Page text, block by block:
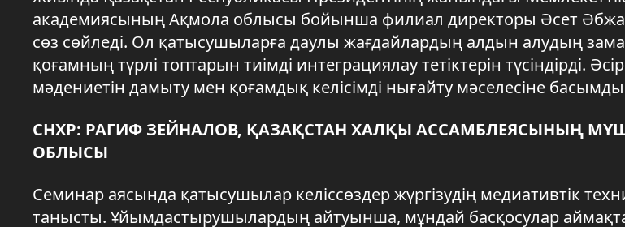
академиясының Ақмола облысы бойынша филиал директоры Әсет
сөз сөйледі. Ол қатысушыларға даулы жағдайлардың алдын алудың
қоғамның түрлі топтарын тиімді интеграциялау тетіктерін түсіндірді.
мәдениетін дамыту мен қоғамдық келісімді нығайту мәселесіне
СНХР: РАГИФ ЗЕЙНАЛОВ, ҚАЗАҚСТАН ХАЛҚЫ АССАМБЛЕЯСЫНЫҢ
ОБЛЫСЫ
Семинар аясында қатысушылар келіссөздер жүргізудің медиативтік
танысты. Ұйымдастырушылардың айтуынша, мұндай басқосулар